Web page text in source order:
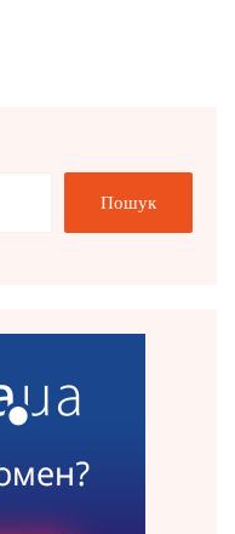
Пошук